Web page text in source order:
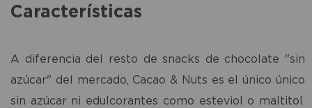
Características
A diferencia del resto de snacks de chocolate "sin
azúcar" del mercado, Cacao & Nuts es el único único
sin azúcar ni edulcorantes como esteviol o maltitol.